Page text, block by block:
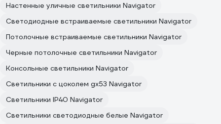
Настенные уличные светильники Navigator
Светодиодные встраиваемые светильники Navigator
Потолочные встраиваемые светильники Navigator
Черные потолочные светильники Navigator
Консольные светильники Navigator
Светильники с цоколем gx53 Navigator
Светильники IP40 Navigator
Светильники светодиодные белые Navigator